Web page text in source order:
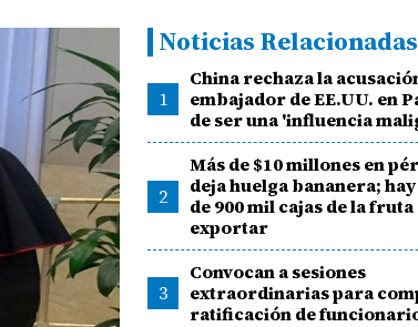
Noticias Relacionadas
1
China rechaza la
embajador de EE.UU. en
de ser una 'influencia
2
Más de $10 millones en
deja huelga bananera;
de 900 mil cajas de la fruta
exportar
3
Convocan a sesiones
extraordinarias para
ratificación de